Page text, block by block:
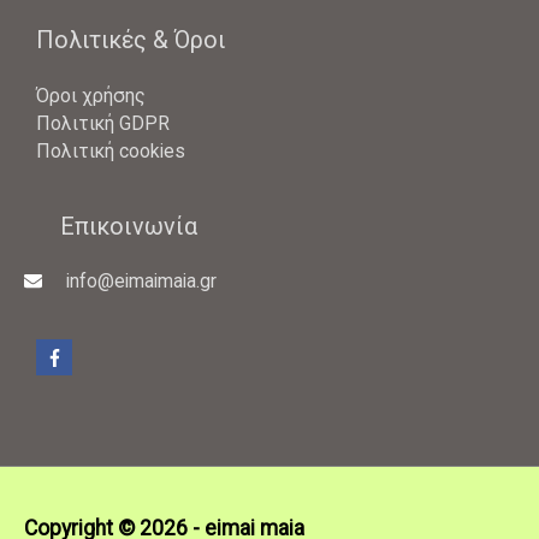
Πολιτικές & Όροι
Όροι χρήσης
Πολιτική GDPR
Πολιτική cookies
Επικοινωνία
info@eimaimaia.gr
Copyright © 2026 - eimai maia